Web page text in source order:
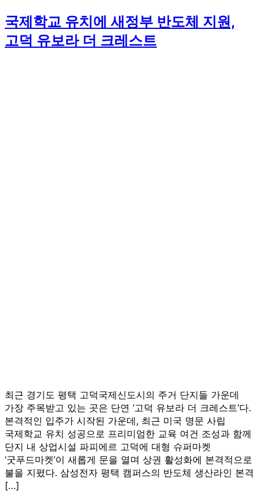
국제학교 유치에 새정부 반도체 지원,
고덕 유보라 더 크레스트
최근 경기도 평택 고덕국제신도시의 주거 단지들 가운데
가장 주목받고 있는 곳은 단연 ‘고덕 유보라 더 크레스트’다.
본격적인 입주가 시작된 가운데, 최근 미국 명문 사립
국제학교 유치 성공으로 프리미엄한 교육 여건 조성과 함께
단지 내 상업시설 파피에르 고덕에 대형 슈퍼마켓
‘굿푸드마켓’이 새롭게 문을 열며 상권 활성화에 본격적으로
불을 지폈다. 삼성전자 평택 캠퍼스의 반도체 생산라인 본격
[…]